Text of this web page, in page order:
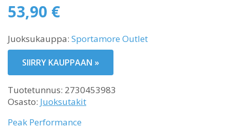
Alkuperäinen
hinta
89,90 €.
53,90 €
hinta
on:
53,90 €.
Juoksukauppa: Sportamore Outlet
SIIRRY KAUPPAAN »
Tuotetunnus: 2730453983
Osasto: Juoksutakit
Peak Performance